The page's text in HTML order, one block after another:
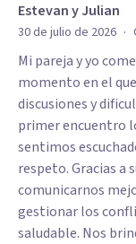
Estevan y Julian
30 de julio de 2026 ·
Mi pareja y yo
momento en el
discusiones y
primer encuentro
sentimos
respeto. Gracias a
comunicarnos
gestionar los
saludable. Nos